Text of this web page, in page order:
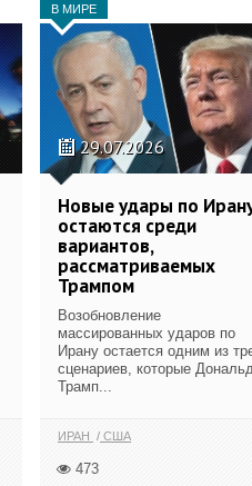
В МИРЕ
29.07.2026
Новые удары по
остаются среди
вариантов,
рассматриваемых
Трампом
Возобновление
массированных ударов по
Ирану остается одним из
сценариев, которые
Трамп...
ИРАН США
473